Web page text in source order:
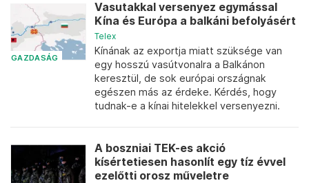
GAZDASÁG
Vasutakkal versenyez egymással
Kína és Európa a balkáni befolyásért
Telex
Kínának az exportja miatt szüksége van
egy hosszú vasútvonalra a Balkánon
keresztül, de sok európai országnak
egészen más az érdeke. Kérdés, hogy
tudnak-e a kínai hitelekkel versenyezni.
A boszniai TEK-es akció
kísértetiesen hasonlít egy tíz évvel
ezelőtti orosz műveletre